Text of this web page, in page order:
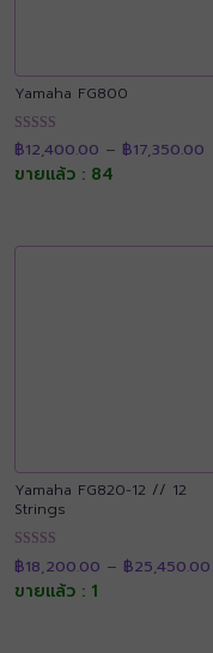
Yamaha FG800
ให้คะแนน
4.89
ตั้งแต่ 1-5
฿12,400.00 – ฿17,350.00
ขายแล้ว : 84
Yamaha FG820-12 // 12
Strings
ให้คะแนน
4.90
ตั้งแต่ 1-5
฿18,200.00 – ฿25,450.00
ขายแล้ว : 1